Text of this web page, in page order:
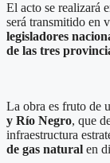
El acto se realizará
será transmitido en
legisladores
de las tres
La obra es fruto de
y Río Negro, que
infraestructura
de gas natural en